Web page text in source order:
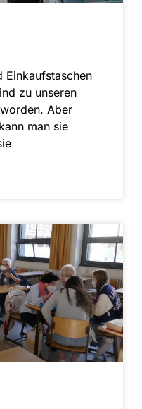
Einkaufs­taschen
zu unseren
Aber
man sie